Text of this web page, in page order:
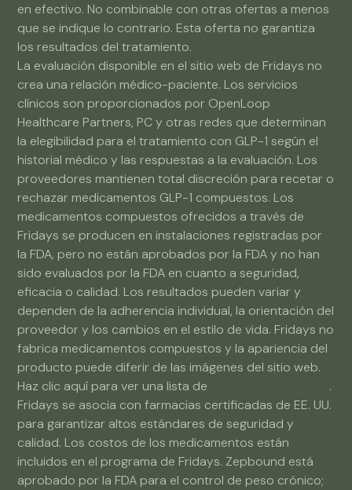
en efectivo. No combinable con otras ofertas a menos
que se indique lo contrario. Esta oferta no garantiza
los resultados del tratamiento.
La evaluación disponible en el sitio web de Fridays no
crea una relación médico-paciente. Los servicios
clínicos son proporcionados por OpenLoop
Healthcare Partners, PC y otras redes que determinan
la elegibilidad para el tratamiento con GLP-1 según el
historial médico y las respuestas a la evaluación. Los
proveedores mantienen total discreción para recetar o
rechazar medicamentos GLP-1 compuestos. Los
medicamentos compuestos ofrecidos a través de
Fridays se producen en instalaciones registradas por
la FDA, pero no están aprobados por la FDA y no han
sido evaluados por la FDA en cuanto a seguridad,
eficacia o calidad. Los resultados pueden variar y
dependen de la adherencia individual, la orientación del
proveedor y los cambios en el estilo de vida. Fridays no
fabrica medicamentos compuestos y la apariencia del
producto puede diferir de las imágenes del sitio web.
Haz clic aquí para ver una lista de
.
Fridays se asocia con farmacias certificadas de EE. UU.
para garantizar altos estándares de seguridad y
calidad. Los costos de los medicamentos están
incluidos en el programa de Fridays. Zepbound está
aprobado por la FDA para el control de peso crónico;